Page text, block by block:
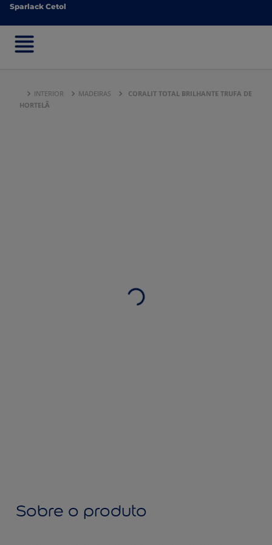
Sparlack Cetol
Sparlack Cetol
INTERIOR MADEIRAS
CORALIT TOTAL BRILHANTE TRUFA DE
HORTELÃ
Sobre o produto